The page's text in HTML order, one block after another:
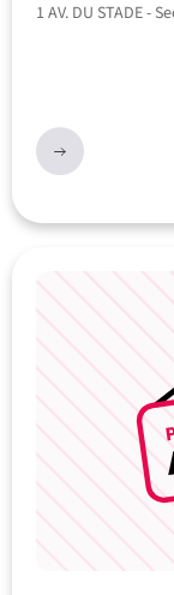
1 AV. DU STADE -